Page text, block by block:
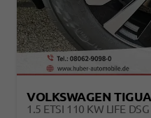
VOLKSWAGEN
1.5 ETSI 110 KW LIFE